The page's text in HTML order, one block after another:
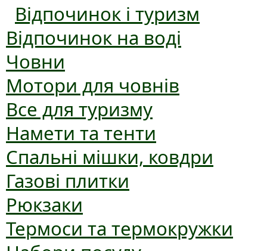
Відпочинок і туризм
Відпочинок на воді
Човни
Мотори для човнів
Все для туризму
Намети та тенти
Спальні мішки, ковдри
Газові плитки
Рюкзаки
Термоси та термокружки